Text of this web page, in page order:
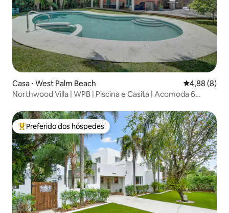
Casa ⋅ West Palm Beach 4,88 de uma
4,88 (8)
Northwood Villa | WPB | Piscina e Casita | Acomoda 6
Entre os melhores preferidos dos hóspedes
Preferido dos hóspedes